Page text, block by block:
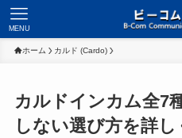
MENU
ホーム カルド (Cardo)
カルドインカム全7
しない選び方を詳し